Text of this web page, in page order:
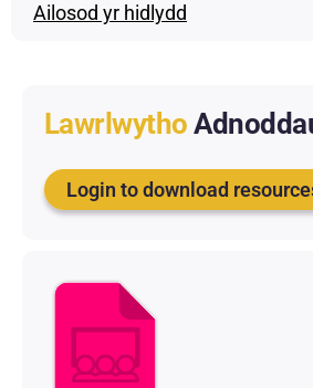
Ailosod yr hidlydd
Lawrlwytho
Login to download